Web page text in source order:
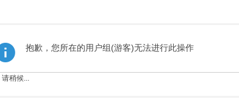
抱歉，您所在的用户组(游客)无法进行此操作
请稍候...